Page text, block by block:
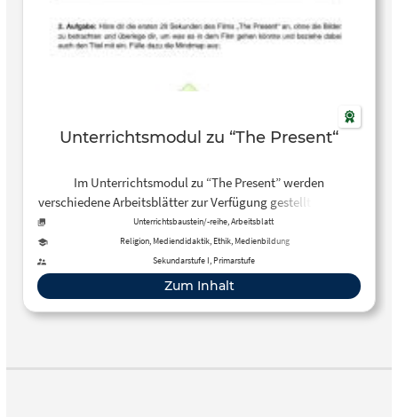
Unterrichtsmodul zu “The Present“
Im Unterrichtsmodul zu “The Present” werden
verschiedene Arbeitsblätter zur Verfügung gestellt, die eine
vertiefte medienkritische Auseinandersetzung mit dem
Kurzfilm “The Present” ermöglichen.
Unterrichtsbaustein/-reihe, Arbeitsblatt
Religion, Mediendidaktik, Ethik, Medienbildung
Sekundarstufe I, Primarstufe
Zum Inhalt